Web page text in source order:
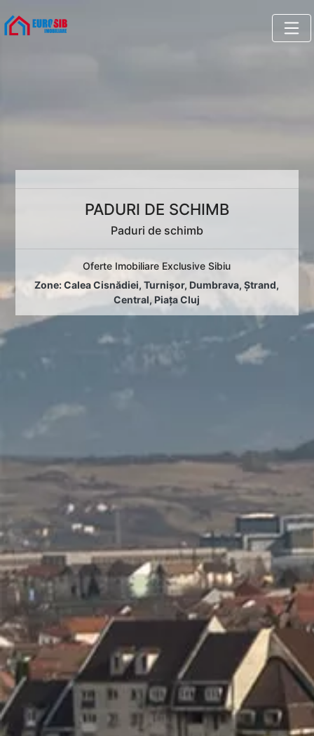
PADURI DE SCHIMB
Paduri de schimb
Oferte Imobiliare Exclusive Sibiu
Zone:Calea Cisnădiei,Turnișor, Dumbrava,Ștrand,
Central,Piața Cluj